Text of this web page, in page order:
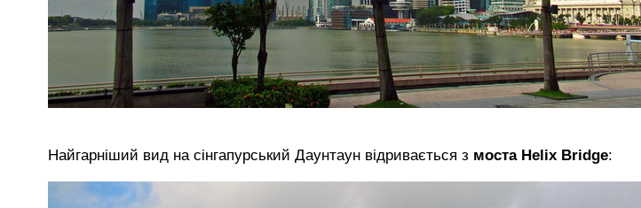
Найгарніший вид на сінгапурський Даунтаун відривається з моста Helix Bridge: